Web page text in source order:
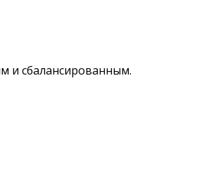
и сбалансированным.